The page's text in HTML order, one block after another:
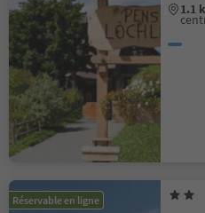
1.1
Réservable en ligne